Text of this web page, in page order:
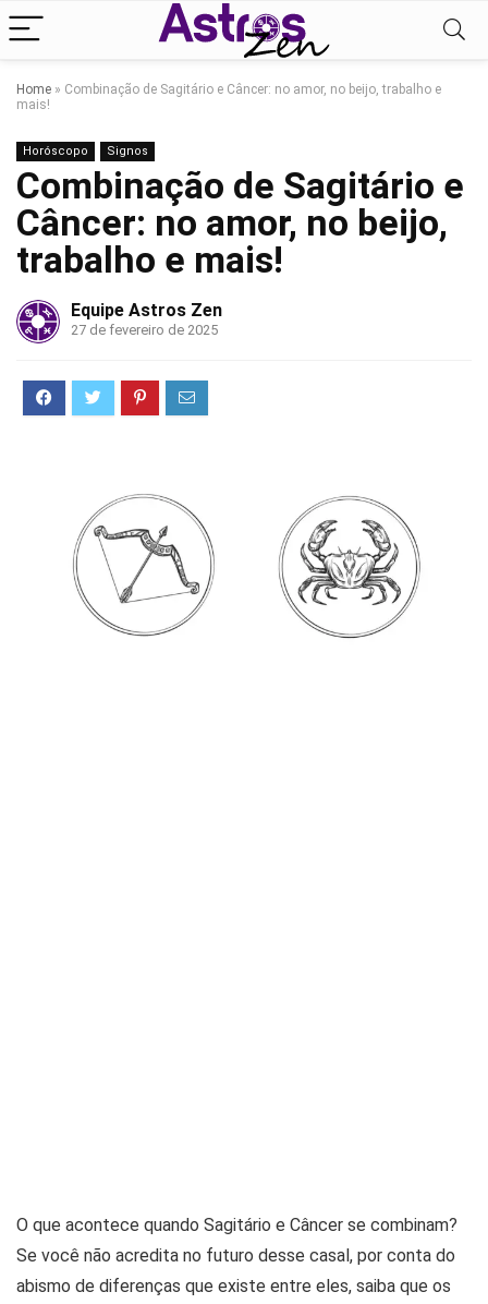
Home » Combinação de Sagitário e Câncer: no amor, no beijo, trabalho e
mais!
Horóscopo Signos
Combinação de Sagitário e
Câncer: no amor, no beijo,
trabalho e mais!
Equipe Astros Zen
27 de fevereiro de 2025
O que acontece quando Sagitário e Câncer se combinam?
Se você não acredita no futuro desse casal, por conta do
abismo de diferenças que existe entre eles, saiba que os